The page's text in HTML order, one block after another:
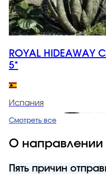
ROYAL HIDEAWAY
5*
Испания
Смотреть все
О направлении
Пять причин